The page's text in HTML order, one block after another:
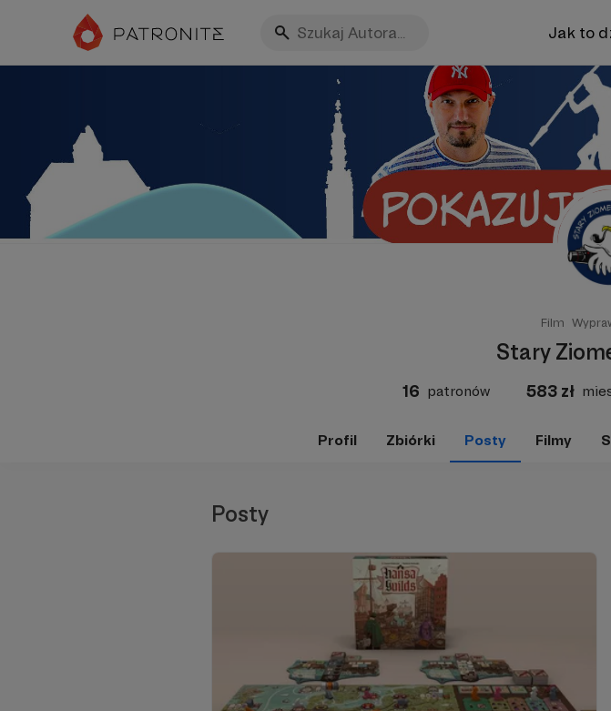
Jak to
Film
Stary
16 patronów 583 zł
Profil Zbiórki Posty Filmy
Posty